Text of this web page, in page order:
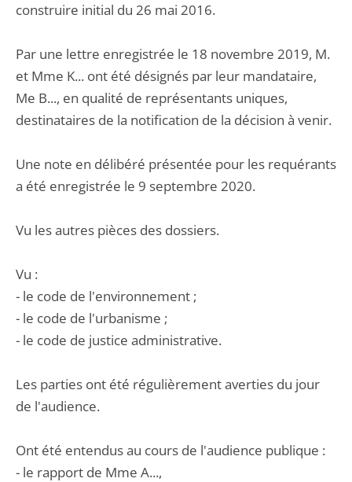
construire initial du 26 mai 2016.
Par une lettre enregistrée le 18 novembre 2019, M.
et Mme K... ont été désignés par leur mandataire,
Me B..., en qualité de représentants uniques,
destinataires de la notification de la décision à venir.
Une note en délibéré présentée pour les requérants
a été enregistrée le 9 septembre 2020.
Vu les autres pièces des dossiers.
Vu :
- le code de l'environnement ;
- le code de l'urbanisme ;
- le code de justice administrative.
Les parties ont été régulièrement averties du jour
de l'audience.
Ont été entendus au cours de l'audience publique :
- le rapport de Mme A...,